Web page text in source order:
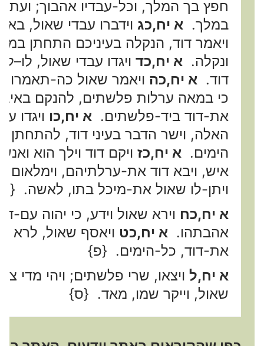
חפץ בך המלך, וכל-עבדיו אהבוך;
במלך.א יח,כג וידברו עבדי שאול,
ויאמר דוד, הנקלה בעיניכם התחתן
ונקלה.א יח,כד ויגדו עבדי שאול,
דוד.א יח,כה ויאמר שאול כה-תאמרו
כי במאה ערלות פלשתים, להנקם
את-דוד ביד-פלשתים.א יח,כו ויגדו
האלה, וישר הדבר בעיני דוד, להתחתן
הימים.א יח,כז ויקם דוד וילך הוא
איש, ויבא דוד את-ערלתיהם,
ויתן-לו שאול את-מיכל בתו, לאשה.
א יח,כח וירא שאול וידע, כי יהוה עם-
אהבתהו.א יח,כט ויאסף שאול, לרא
את-דוד, כל-הימים. {פ}
א יח,ל ויצאו, שרי פלשתים; ויהי מדי
שאול, וייקר שמו, מאד. {ס}